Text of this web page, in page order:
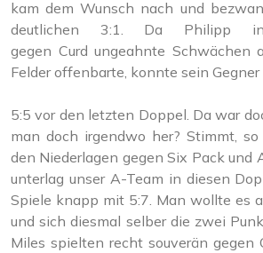
kam dem Wunsch nach und
deutlichen 3:1. Da Philipp
gegen Curd ungeahnte Schwächen
Felder offenbarte, konnte sein
5:5 vor den letzten Doppel. Da war
man doch irgendwo her? Stimmt,
den Niederlagen gegen Six Pack und
unterlag unser A-Team in diesen
Spiele knapp mit 5:7. Man wollte es
und sich diesmal selber die zwei
Miles spielten recht souverän gegen